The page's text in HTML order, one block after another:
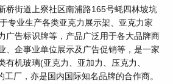
桥街道上寮社区南浦路165号蚝四林坡坑
专业生产各类亚克力展示架、亚克力家
广告标识牌等，产品广泛用于各大品牌商
、企事业单位展示及广告促销等，是一家
有机玻璃(亚克力、亚加力、压克力、
厂，亦是国内国际知名品牌的合作商。